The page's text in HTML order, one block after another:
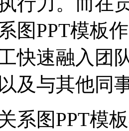
图PPT模板
快速融入团
及与其他同
系图PPT模